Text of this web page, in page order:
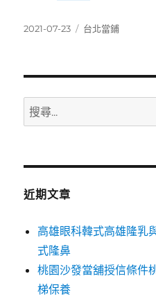
發
2021-07-23
分
台北當鋪
搜
尋
鍵
近期文章
高雄眼科韓式高雄隆乳
式隆鼻
桃園沙發當舖授信條件
梯保養